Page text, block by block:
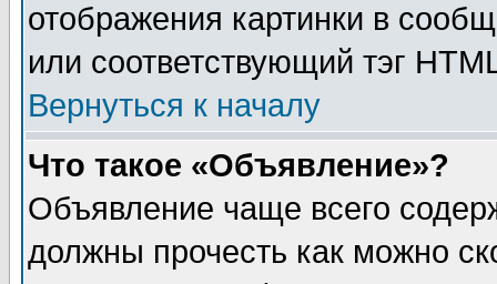
отображения картинки в
или соответствующий тэг
Вернуться к началу
Что такое «Объявление»?
Объявление чаще всего
должны прочесть как можно